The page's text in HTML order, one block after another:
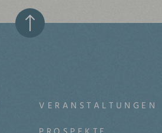
VERANSTALTUNGEN